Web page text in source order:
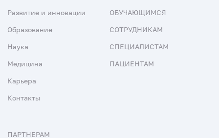
Развитие и инновации
Образование
Наука
Медицина
Карьера
Контакты
ОБУЧАЮЩИМСЯ
СОТРУДНИКАМ
СПЕЦИАЛИСТАМ
ПАЦИЕНТАМ
ПАРТНЕРАМ